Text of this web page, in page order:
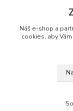
Náš e-shop a
cookies, aby